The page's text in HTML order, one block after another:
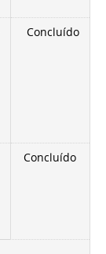
Concluído
Concluído